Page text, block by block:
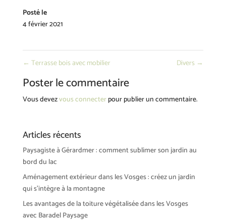
Posté le
4 février 2021
← Terrasse bois avec mobilier Divers →
Poster le commentaire
Vous devezvous connecterpour publier un commentaire.
Articles récents
Paysagiste à Gérardmer : comment sublimer son jardin au
bord du lac
Aménagement extérieur dans les Vosges : créez un jardin
qui s’intègre à la montagne
Les avantages de la toiture végétalisée dans les Vosges
avec Baradel Paysage